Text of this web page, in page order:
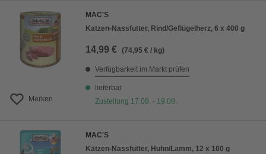
Merken
MAC'S
Katzen-Nassfutter, Rind/Geflügelherz, 6 x 400 g
14,99 € (74,95 € / kg)
Verfügbarkeit im Markt prüfen
lieferbar
Zustellung 17.08. - 19.08.
MAC'S
Katzen-Nassfutter, Huhn/Lamm, 12 x 100 g